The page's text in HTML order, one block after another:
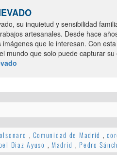
su inquietud y sensibilidad
artesanales. Desde hace
imágenes que le interesan. Con
mundo que solo puede capturar
, Comunidad de Madrid ,
Diaz Ayuso , Madrid , Pedro